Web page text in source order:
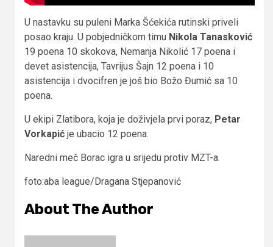
U nastavku su puleni Marka Šćekića rutinski priveli
posao kraju. U pobjedničkom timu Nikola Tanasković
19 poena 10 skokova, Nemanja Nikolić 17 poena i
devet asistencija, Tavrijus Šajn 12 poena i 10
asistencija i dvocifren je još bio Božo Đumić sa 10
poena.
U ekipi Zlatibora, koja je doživjela prvi poraz, Petar
Vorkapić je ubacio 12 poena.
Naredni meč Borac igra u srijedu protiv MZT-a.
foto:aba league/Dragana Stjepanović
About The Author